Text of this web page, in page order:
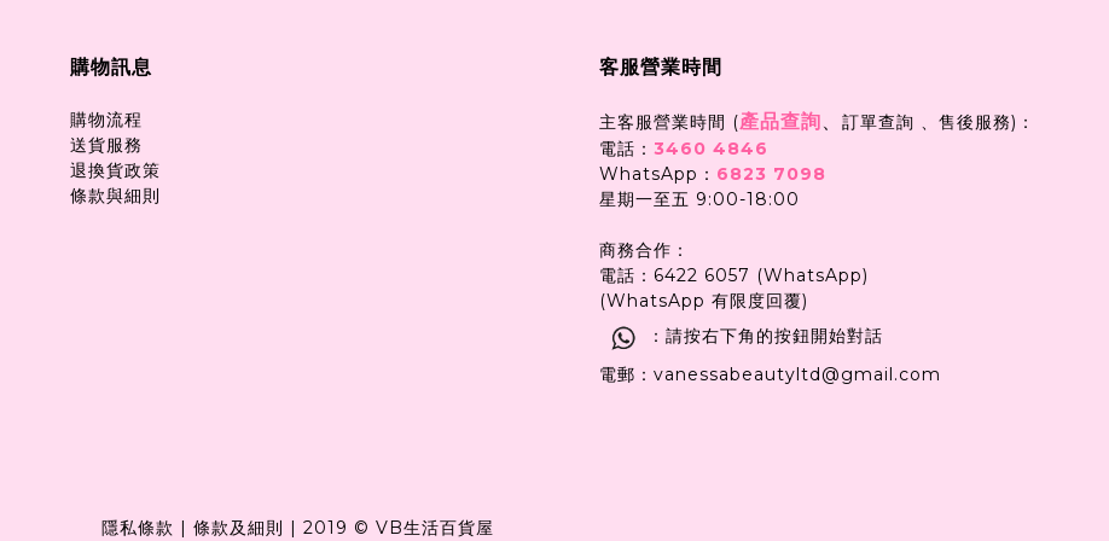
購物訊息
購物流程
送貨服務
退換貨政策
條款與細則
客服營業時間
主客服營業時間 (產品查詢、 訂單查詢 、售後服務)：
電話： 3460 4846
WhatsApp： 6823 7098
星期一至五 9:00-18:00
商務合作：
電話：6422 6057 (WhatsApp)
(WhatsApp 有限度回覆)
：請按右下角的按鈕開始對話
電郵：vanessabeautyltd@gmail.com
隱私條款 | 條款及細則 | 2019 © VB生活百貨屋